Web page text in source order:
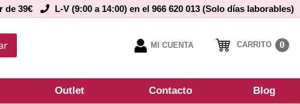
de 39€ L-V (9:00 a 14:00) en el 966 620 013 (Solo días laborables)
MI CUENTA CARRITO 0
Outlet Contacto Blog